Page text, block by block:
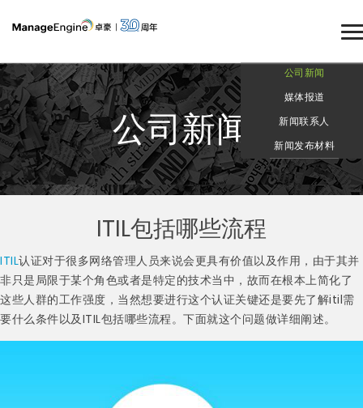
公司新闻
公司新闻
媒体报道
新闻联系人
新闻发布材料
ITIL包括哪些流程
ITIL认证对于很多网络管理人员来说会更具有价值以及作用，由于其并
非只是局限于某个角色或者是特定的技术当中，故而在根本上简化了
这些人群的工作强度，当然想要进行这个认证关键还是要先了解itil需
要什么条件以及ITIL包括哪些流程。下面就这个问题做详细阐述。